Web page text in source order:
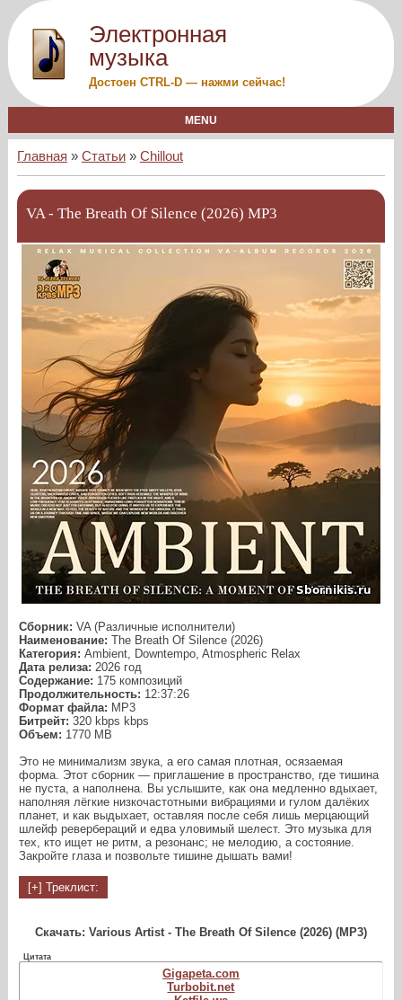
Электронная
музыка
Достоен CTRL-D — нажми сейчас!
MENU
Главная » Статьи » Chillout
VA - The Breath Of Silence (2026) MP3
Сборник: VA (Различные исполнители)
Наименование: The Breath Of Silence (2026)
Категория: Ambient, Downtempo, Atmospheric Relax
Дата релиза: 2026 год
Содержание: 175 композиций
Продолжительность: 12:37:26
Формат файла: MP3
Битрейт: 320 kbps kbps
Объем: 1770 МB
Это не минимализм звука, а его самая плотная, осязаемая
форма. Этот сборник — приглашение в пространство, где тишина
не пуста, а наполнена. Вы услышите, как она медленно вдыхает,
наполняя лёгкие низкочастотными вибрациями и гулом далёких
планет, и как выдыхает, оставляя после себя лишь мерцающий
шлейф ревербераций и едва уловимый шелест. Это музыка для
тех, кто ищет не ритм, а резонанс; не мелодию, а состояние.
Закройте глаза и позвольте тишине дышать вами!
Скачать: Various Artist - The Breath Of Silence (2026) (MP3)
Цитата
Gigapeta.com
Turbobit.net